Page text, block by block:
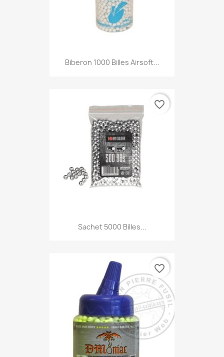
Aperçu rapide
Biberon 1000 Billes Airsoft...
Aperçu rapide
Sachet 5000 Billes...
favorite_border
favorite_border